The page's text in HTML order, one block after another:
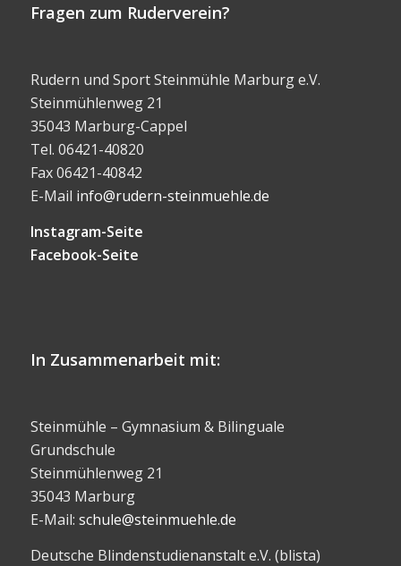
Fragen zum Ruderverein?
Rudern und Sport Steinmühle Marburg e.V.
Steinmühlenweg 21
35043 Marburg-Cappel
Tel. 06421-40820
Fax 06421-40842
E-Mail info@rudern-steinmuehle.de
Instagram-Seite
Facebook-Seite
In Zusammenarbeit mit:
Steinmühle – Gymnasium & Bilinguale
Grundschule
Steinmühlenweg 21
35043 Marburg
E-Mail: schule@steinmuehle.de
Deutsche Blindenstudienanstalt e.V. (blista)